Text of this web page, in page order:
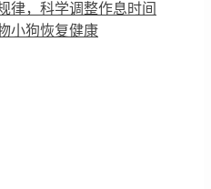
律，科学调整作息时间
小狗恢复健康